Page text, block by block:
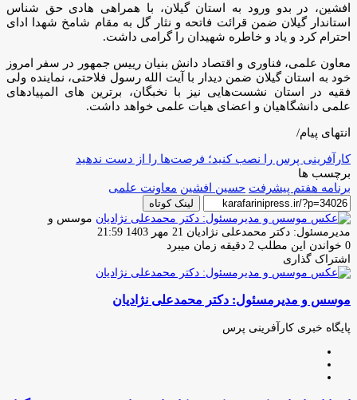
افشین، در بدو ورود به استان گیلان، با همراهی هادی حق شناس
استاندار گیلان ضمن قرائت فاتحه و نثار گل به مقام شامخ شهدا ادای
احترام کرد و یاد و خاطره شهیدان را گرامی داشت.
معاون علمی، فناوری و اقتصاد دانش بنیان رییس جمهور در سفر امروز
خود به استان گیلان ضمن دیدار با آیت الله رسول فلاحتی، نماینده ولی
فقیه در استان نشست‌هایی نیز با نخبگان، برترین های المپیادهای
علمی دانشگاهیان و اعضای هیات علمی خواهد داشت.
انتهای پیام/
کارآفرینی پرس را نصب کنید؛ فرصت‌ها را از دست ندهید
برچسب ها
برنامه هفتم پیشرفت حسین افشین معاونت علمی
لینک کوتاه
موسس و
مدیرمسئول: دکتر محمدعلی نژادیان ارسال
ایمیل
21 مهر 1403 21:59
0 خواندن این مطلب 2 دقیقه زمان میبرد
اشتراک گذاری
فیس
توئیتر
لینکدین
واتس
تلگرام
اشتراک
از
ایمیل
چاپ
موسس و مدیرمسئول: دکتر محمدعلی نژادیان
پایگاه خبری کارآفرینی پرس